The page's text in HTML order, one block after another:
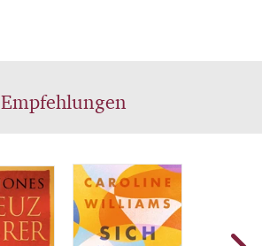
Empfehlungen